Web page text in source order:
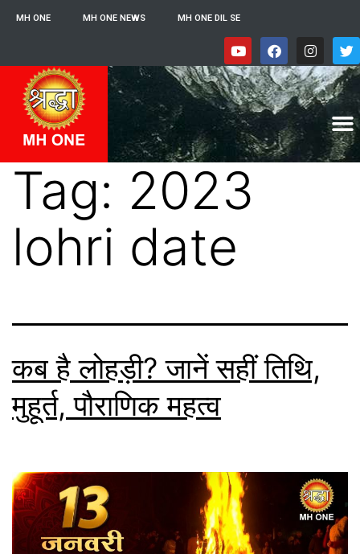
MH ONE MH ONE NEWS MH ONE DIL SE
Tag: 2023
lohri date
कब है लोहड़ी? जानें सहीं तिथि,
मुहूर्त, पौराणिक महत्व